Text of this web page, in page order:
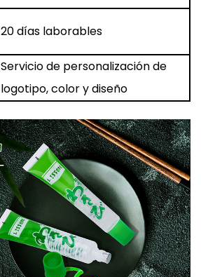
20 días laborables
Servicio de personalización de
logotipo, color y diseño